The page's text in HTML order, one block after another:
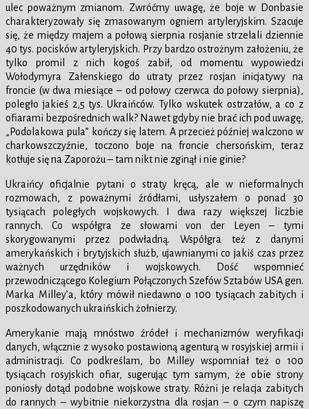
ulec poważnym zmianom. Zwróćmy uwagę, że boje w Donbasie
charakteryzowały się zmasowanym ogniem artyleryjskim. Szacuje
się, że między majem a połową sierpnia rosjanie strzelali dziennie
40 tys. pocisków artyleryjskich. Przy bardzo ostrożnym założeniu, że
tylko promil z nich kogoś zabił, od momentu wypowiedzi
Wołodymyra Załenskiego do utraty przez rosjan inicjatywy na
froncie (w dwa miesiące – od połowy czerwca do połowy sierpnia),
poległo jakieś 2,5 tys. Ukraińców. Tylko wskutek ostrzałów, a co z
ofiarami bezpośrednich walk? Nawet gdyby nie brać ich pod uwagę,
„Podolakowa pula” kończy się latem. A przecież później walczono w
charkowszczyźnie, toczono boje na froncie chersońskim, teraz
kotłuje się na Zaporożu – tam nikt nie zginął i nie ginie?
Ukraińcy oficjalnie pytani o straty kręcą, ale w nieformalnych
rozmowach, z poważnymi źródłami, usłyszałem o ponad 30
tysiącach poległych wojskowych. I dwa razy większej liczbie
rannych. Co współgra ze słowami von der Leyen – tymi
skorygowanymi przez podwładną. Współgra też z danymi
amerykańskich i brytyjskich służb, ujawnianymi co jakiś czas przez
ważnych urzędników i wojskowych. Dość wspomnieć
przewodniczącego Kolegium Połączonych Szefów Sztabów USA gen.
Marka Milley’a, który mówił niedawno o 100 tysiącach zabitych i
poszkodowanych ukraińskich żołnierzy.
Amerykanie mają mnóstwo źródeł i mechanizmów weryfikacji
danych, włącznie z wysoko postawioną agenturą w rosyjskiej armii i
administracji. Co podkreślam, bo Milley wspomniał też o 100
tysiącach rosyjskich ofiar, sugerując tym samym, że obie strony
poniosły dotąd podobne wojskowe straty. Różni je relacja zabitych
do rannych – wybitnie niekorzystna dla rosjan – o czym napiszę